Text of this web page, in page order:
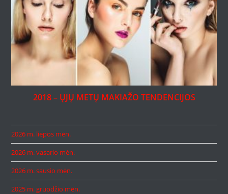
2018 – ŲJŲ METŲ MAKIAŽO TENDENCIJOS
2026 m. liepos mėn.
2026 m. vasario mėn.
2026 m. sausio mėn.
2025 m. gruodžio mėn.